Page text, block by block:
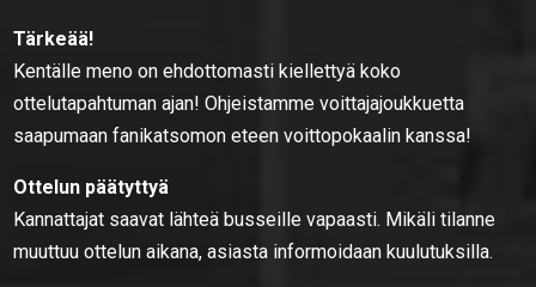
Tärkeää!
Kentälle meno on ehdottomasti kiellettyä koko
ottelutapahtuman ajan! Ohjeistamme voittajajoukkuetta
saapumaan fanikatsomon eteen voittopokaalin kanssa!
Ottelun päätyttyä
Kannattajat saavat lähteä busseille vapaasti. Mikäli tilanne
muuttuu ottelun aikana, asiasta informoidaan kuulutuksilla.